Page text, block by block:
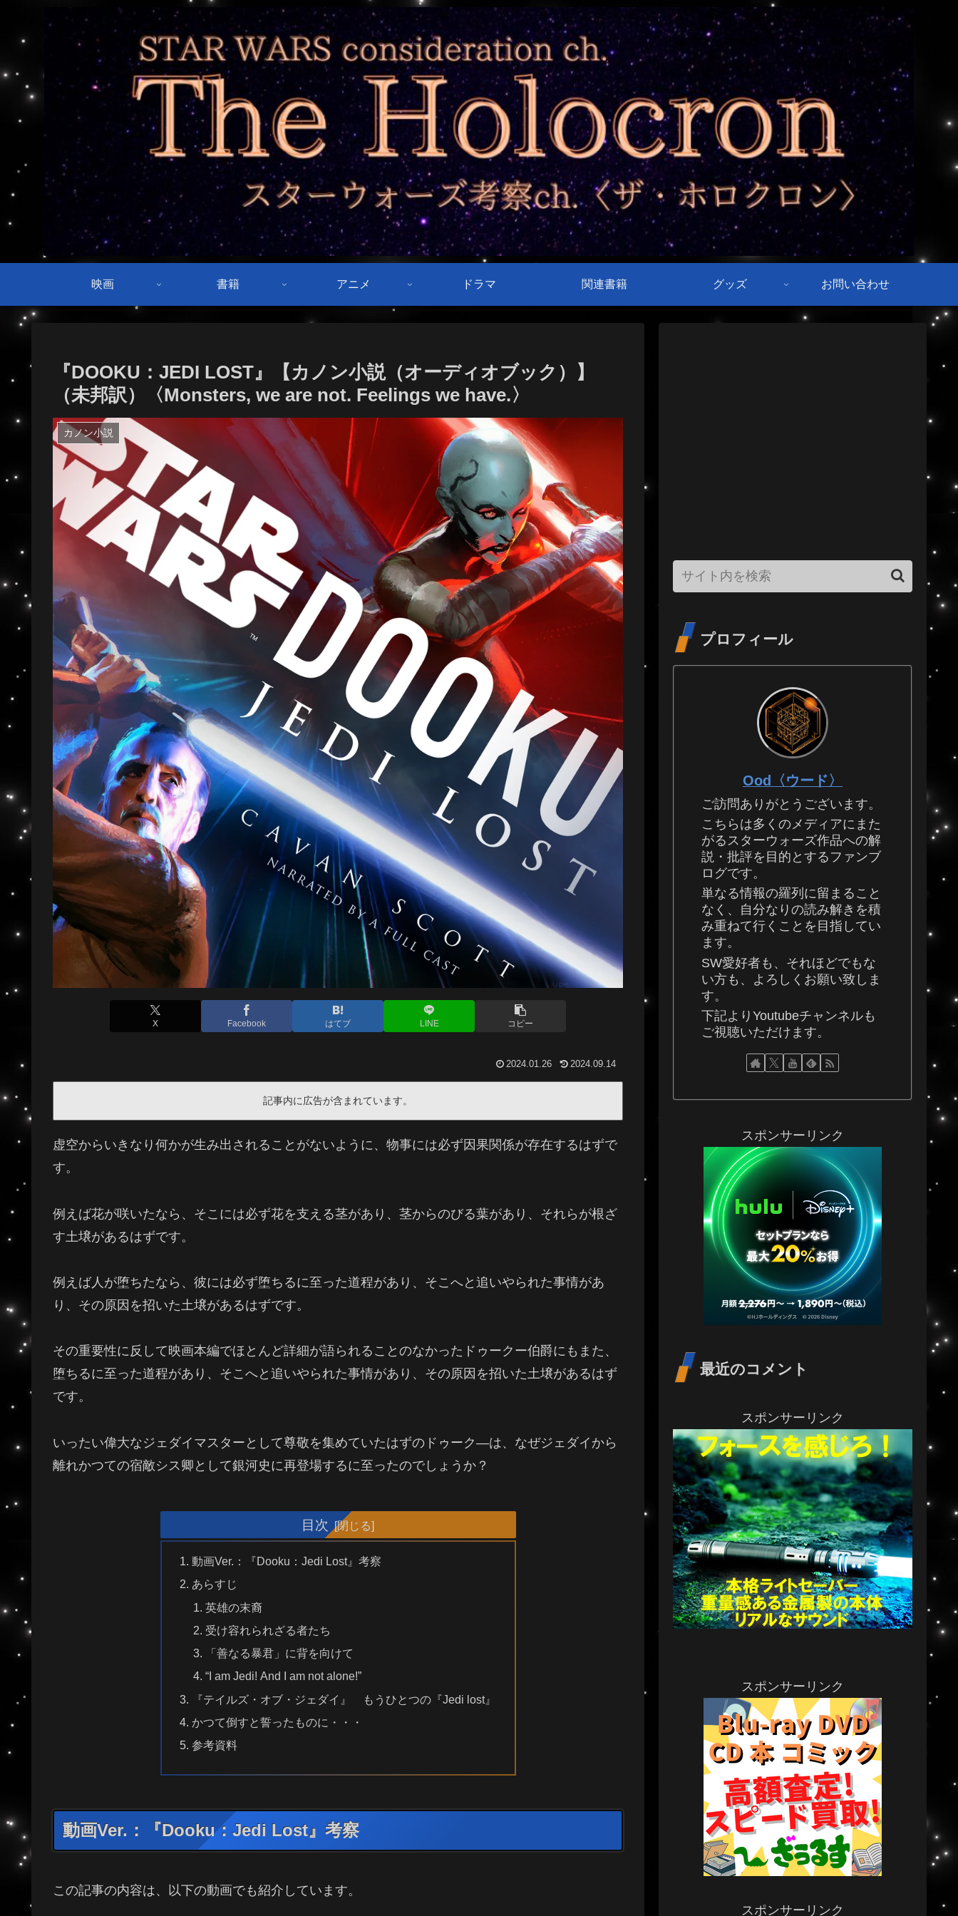
映画 書籍 アニメ ドラマ 関連書籍 グッズ お問い合わせ
『DOOKU：JEDI LOST』【カノン小説（オーディオブック）】
（未邦訳）〈Monsters, we are not. Feelings we have.〉
カノン小説
X Facebook はてブ LINE コピー
2024.01.26 2024.09.14
記事内に広告が含まれています。
虚空からいきなり何かが生み出されることがないように、物事には必ず因果関係が存在するはずで
す。
例えば花が咲いたなら、そこには必ず花を支える茎があり、茎からのびる葉があり、それらが根ざ
す土壌があるはずです。
例えば人が堕ちたなら、彼には必ず堕ちるに至った道程があり、そこへと追いやられた事情があ
り、その原因を招いた土壌があるはずです。
その重要性に反して映画本編でほとんど詳細が語られることのなかったドゥークー伯爵にもまた、
堕ちるに至った道程があり、そこへと追いやられた事情があり、その原因を招いた土壌があるはず
です。
いったい偉大なジェダイマスターとして尊敬を集めていたはずのドゥーク―は、なぜジェダイから
離れかつての宿敵シス卿として銀河史に再登場するに至ったのでしょうか？
目次
動画Ver.：『Dooku：Jedi Lost』考察
あらすじ
英雄の末裔
受け容れられざる者たち
「善なる暴君」に背を向けて
“I am Jedi! And I am not alone!”
『テイルズ・オブ・ジェダイ』 もうひとつの『Jedi lost』
かつて倒すと誓ったものに・・・
参考資料
動画Ver.：『Dooku：Jedi Lost』考察
この記事の内容は、以下の動画でも紹介しています。
プロフィール
Ood〈ウード〉
ご訪問ありがとうございます。
こちらは多くのメディアにまた
がるスターウォーズ作品への解
説・批評を目的とするファンブ
ログです。
単なる情報の羅列に留まること
なく、自分なりの読み解きを積
み重ねて行くことを目指してい
ます。
SW愛好者も、それほどでもな
い方も、よろしくお願い致しま
す。
下記よりYoutubeチャンネルも
ご視聴いただけます。
スポンサーリンク
最近のコメント
スポンサーリンク
スポンサーリンク
スポンサーリンク